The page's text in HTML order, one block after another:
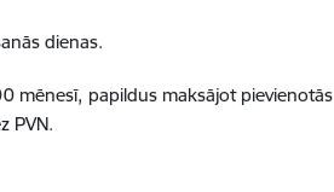
dienas.
mēnesī, papildus maksājot pievienotās
PVN.